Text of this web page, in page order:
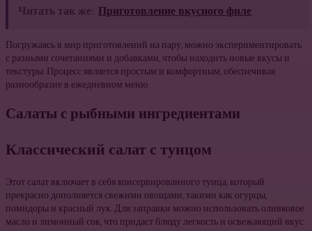
Читать так же: Приготовление вкусного филе
Погружаясь в мир приготовлений на пару, можно экспериментировать
с разными сочетаниями и добавками, чтобы находить новые вкусы и
текстуры. Процесс является простым и комфортным, обеспечивая
разнообразие в ежедневном меню.
Салаты с рыбными ингредиентами
Классический салат с тунцом
Этот салат включает в себя консервированного тунца, который
прекрасно дополняется свежими овощами, такими как огурцы,
помидоры и красный лук. Для заправки можно использовать оливковое
масло и лимонный сок, что придаст блюду легкость и освежающий вкус.